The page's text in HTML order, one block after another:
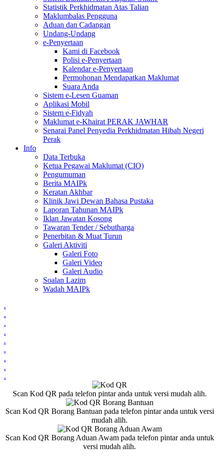
Statistik Perkhidmatan Atas Talian
Maklumbalas Pengguna
Aduan dan Cadangan
Undang-Undang
e-Penyertaan
Kami di Facebook
Polisi e-Penyertaan
Kalendar e-Penyertaan
Permohonan Mendapatkan Maklumat
Suara Anda
Sistem e-Lesen Guaman
Aplikasi Mobil
Sistem e-Fidyah
Maklumat e-Khairat PERAK JAWHAR
Senarai Panel Penyedia Perkhidmatan Hibah Negeri
Perak
Info
Data Terbuka
Ketua Pegawai Maklumat (CIO)
Pengumuman
Berita MAIPk
Keratan Akhbar
Klinik Jawi Dewan Bahasa Pustaka
Laporan Tahunan MAIPk
Iklan Jawatan Kosong
Tawaran Tender / Sebutharga
Penerbitan & Muat Turun
Galeri Aktiviti
Galeri Foto
Galeri Video
Galeri Audio
Soalan Lazim
Wadah MAIPk
.
.
.
.
.
.
.
.
.
Scan Kod QR pada telefon pintar anda untuk versi mudah alih.
Scan Kod QR Borang Bantuan pada telefon pintar anda untuk versi
mudah alih.
Scan Kod QR Borang Aduan Awam pada telefon pintar anda untuk
versi mudah alih.